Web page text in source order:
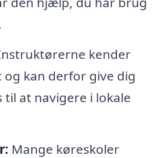
kender
kan derfor give dig
til at navigere i lokale
Mange køreskoler